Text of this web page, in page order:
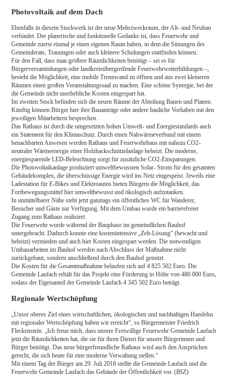
Photovoltaik auf dem Dach
Ebenfalls in diesem Stockwerk ist der neue Mehrzweckraum, der Alt- und Neubau
verbindet. Der planerische und funktionelle Gedanke ist, dass Feuerwehr und
Gemeinde zuerst einmal je einen eigenen Raum haben, in dem die Sitzungen des
Gemeinderats, Trauungen oder auch kleinere Schulungen stattfinden können.
Für den Fall, dass man größere Räumlichkeiten benötigt – sei es für
Bürgerversammlungen oder landkreisübergreifende Feuerwehrweiterbildungen –,
besteht die Möglichkeit, eine mobile Trennwand zu öffnen und aus zwei kleineren
Räumen einen großen Veranstaltungssaal zu machen. Eine schöne Synergie, bei der
die Gemeinde nicht unerhebliche Kosten eingespart hat.
Im zweiten Stock befinden sich die neuen Räume der Abteilung Bauen und Planen.
Künftig können Bürger hier ihre Bauanträge oder andere bauliche Vorhaben mit den
jeweiligen Mitarbeitern besprechen.
Das Rathaus ist durch die umgesetzten hohen Umwelt- und Energiestandards auch
ein Statement für den Klimaschutz. Durch einen Nahwärmeverbund mit einem
benachbarten Anwesen werden Rathaus und Feuerwehrhaus mit nahezu CO2-
neutraler Wärmeenergie einer Holzhackschnitzelanlage beheizt. Die moderne,
energiesparende LED-Beleuchtung sorgt für zusätzliche CO2-Einsparungen.
Die Photovoltaikanlage produziert umweltbewussten Solar- Strom für den gesamten
Gebäudekomplex, die überschüssige Energie wird ins Netz eingespeist. Jeweils eine
Ladestation für E-Bikes und Elektroautos bieten Bürgern die Möglichkeit, das
Fortbewegungsmittel hier umweltbewusst und ökologisch aufzutanken.
In unmittelbarer Nähe steht jetzt ganztags ein öffentliches WC für Wanderer,
Besucher und Gäste zur Verfügung. Mit dem Umbau wurde ein barrierefreier
Zugang zum Rathaus realisiert.
Die Feuerwehr wurde während der Bauphase im gemeindlichen Bauhof
untergebracht. Dadurch konnte eine kostenintensive „Zelt-Lösung“ (bewacht und
beheizt) vermieden und auch hier Kosten eingespart werden. Die notwendigen
Umbauarbeiten im Bauhof werden nach Abschluss der Maßnahme nicht
zurückgebaut, sondern anschließend durch den Bauhof genutzt.
Die Kosten für die Gesamtmaßnahme belaufen sich auf 4 825 502 Euro. Die
Gemeinde Laufach erhält für das Projekt eine Förderung in Höhe von 480 000 Euro,
sodass der Eigenanteil der Gemeinde Laufach 4 345 502 Euro beträgt.
Regionale Wertschöpfung
„Unser oberes Ziel eines wirtschaftlichen, ökologischen und nachhaltigen Handelns
mit regionaler Wertschöpfung haben wir erreicht“, so Bürgermeister Friedrich
Fleckenstein. „Ich freue mich, dass unsere Freiwillige Feuerwehr Gemeinde Laufach
jetzt die Räumlichkeiten hat, die sie für ihren Dienst für unsere Bürgerinnen und
Bürger benötigt. Das neue bürgerfreundliche Rathaus wird auch den Ansprüchen
gerecht, die sich heute für eine moderne Verwaltung stellen.“
Mit einem Tag der Bürger am 29. Juli 2018 stellte die Gemeinde Laufach und die
Feuerwehr Gemeinde Laufach das Gebäude der Öffentlichkeit vor. (BSZ)